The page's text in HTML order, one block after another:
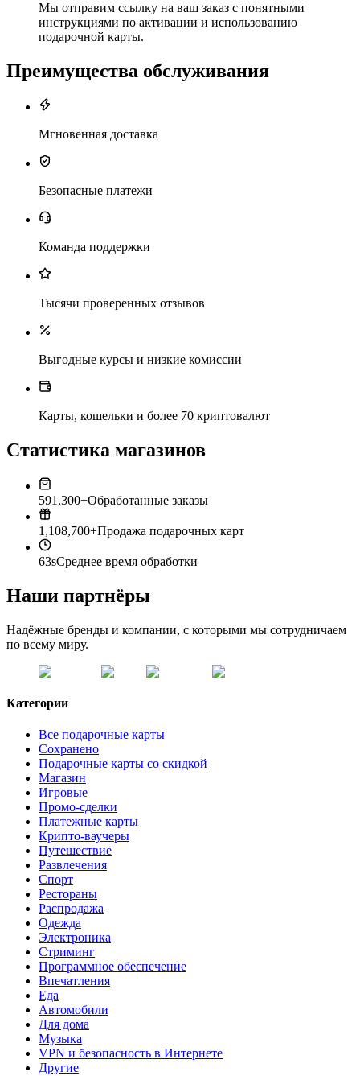
Мы отправим ссылку на ваш заказ с понятными
инструкциями по активации и использованию
подарочной карты.
Преимущества обслуживания
Мгновенная доставка
Безопасные платежи
Команда поддержки
Тысячи проверенных отзывов
Выгодные курсы и низкие комиссии
Карты, кошельки и более 70 криптовалют
Статистика магазинов
591,300+Обработанные заказы
1,108,700+Продажа подарочных карт
63sСреднее время обработки
Наши партнёры
Надёжные бренды и компании, с которыми мы сотрудничаем
по всему миру.
Категории
Все подарочные карты
Сохранено
Подарочные карты со скидкой
Магазин
Игровые
Промо-сделки
Платежные карты
Крипто-ваучеры
Путешествие
Развлечения
Спорт
Рестораны
Распродажа
Одежда
Электроника
Стриминг
Программное обеспечение
Впечатления
Еда
Автомобили
Для дома
Музыка
VPN и безопасность в Интернете
Другие